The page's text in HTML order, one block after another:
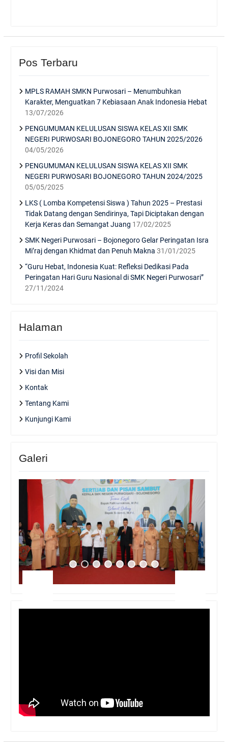
Pos Terbaru
MPLS RAMAH SMKN Purwosari – Menumbuhkan
Karakter, Menguatkan 7 Kebiasaan Anak Indonesia Hebat
13/07/2026
PENGUMUMAN KELULUSAN SISWA KELAS XII SMK
NEGERI PURWOSARI BOJONEGORO TAHUN 2025/2026
04/05/2026
PENGUMUMAN KELULUSAN SISWA KELAS XII SMK
NEGERI PURWOSARI BOJONEGORO TAHUN 2024/2025
05/05/2025
LKS ( Lomba Kompetensi Siswa ) Tahun 2025 – Prestasi
Tidak Datang dengan Sendirinya, Tapi Diciptakan dengan
Kerja Keras dan Semangat Juang 17/02/2025
SMK Negeri Purwosari – Bojonegoro Gelar Peringatan Isra
Mi’raj dengan Khidmat dan Penuh Makna 31/01/2025
“Guru Hebat, Indonesia Kuat: Refleksi Dedikasi Pada
Peringatan Hari Guru Nasional di SMK Negeri Purwosari”
27/11/2024
Halaman
Profil Sekolah
Visi dan Misi
Kontak
Tentang Kami
Kunjungi Kami
Galeri